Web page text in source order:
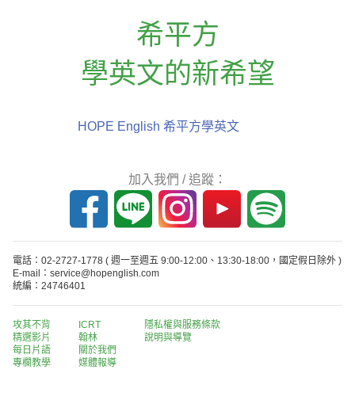
希平方
學英文的新希望
HOPE English 希平方學英文
加入我們 / 追蹤：
電話：02-2727-1778 ( 週一至週五 9:00-12:00、13:30-18:00，國定假日除外 )
E-mail：service@hopenglish.com
統編：24746401
攻其不背
精選影片
每日片語
專欄教學
ICRT
翰林
關於我們
媒體報導
隱私權與服務條款
說明與導覽